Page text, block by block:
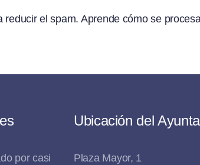
reducir el spam. Aprende cómo se
por casi
Ubicación del
Plaza Mayor, 1